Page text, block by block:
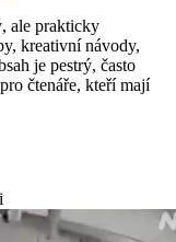
ale prakticky
kreativní návody,
je pestrý, často
čtenáře, kteří mají